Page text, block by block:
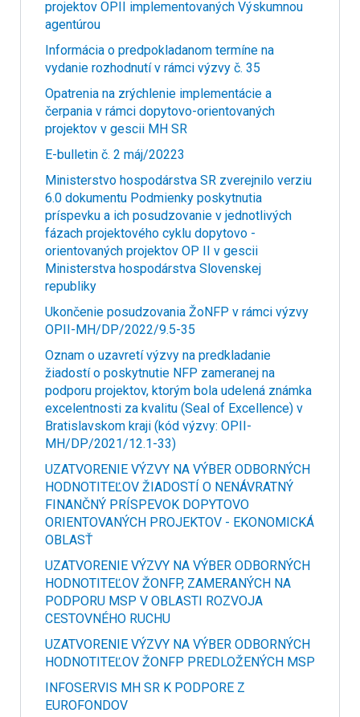
projektov OPII implementovaných Výskumnou
agentúrou
Informácia o predpokladanom termíne na
vydanie rozhodnutí v rámci výzvy č. 35
Opatrenia na zrýchlenie implementácie a
čerpania v rámci dopytovo-orientovaných
projektov v gescii MH SR
E-bulletin č. 2 máj/20223
Ministerstvo hospodárstva SR zverejnilo verziu
6.0 dokumentu Podmienky poskytnutia
príspevku a ich posudzovanie v jednotlivých
fázach projektového cyklu dopytovo -
orientovaných projektov OP II v gescii
Ministerstva hospodárstva Slovenskej
republiky
Ukončenie posudzovania ŽoNFP v rámci výzvy
OPII-MH/DP/2022/9.5-35
Oznam o uzavretí výzvy na predkladanie
žiadostí o poskytnutie NFP zameranej na
podporu projektov, ktorým bola udelená známka
excelentnosti za kvalitu (Seal of Excellence) v
Bratislavskom kraji (kód výzvy: OPII-
MH/DP/2021/12.1-33)
UZATVORENIE VÝZVY NA VÝBER ODBORNÝCH
HODNOTITEĽOV ŽIADOSTÍ O NENÁVRATNÝ
FINANČNÝ PRÍSPEVOK DOPYTOVO
ORIENTOVANÝCH PROJEKTOV - EKONOMICKÁ
OBLASŤ
UZATVORENIE VÝZVY NA VÝBER ODBORNÝCH
HODNOTITEĽOV ŽONFP, ZAMERANÝCH NA
PODPORU MSP V OBLASTI ROZVOJA
CESTOVNÉHO RUCHU
UZATVORENIE VÝZVY NA VÝBER ODBORNÝCH
HODNOTITEĽOV ŽONFP PREDLOŽENÝCH MSP
INFOSERVIS MH SR K PODPORE Z
EUROFONDOV